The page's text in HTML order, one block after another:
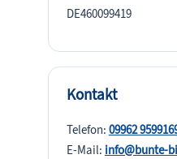
DE460099419
Kontakt
Telefon: 09962
E-Mail: info@bunte-